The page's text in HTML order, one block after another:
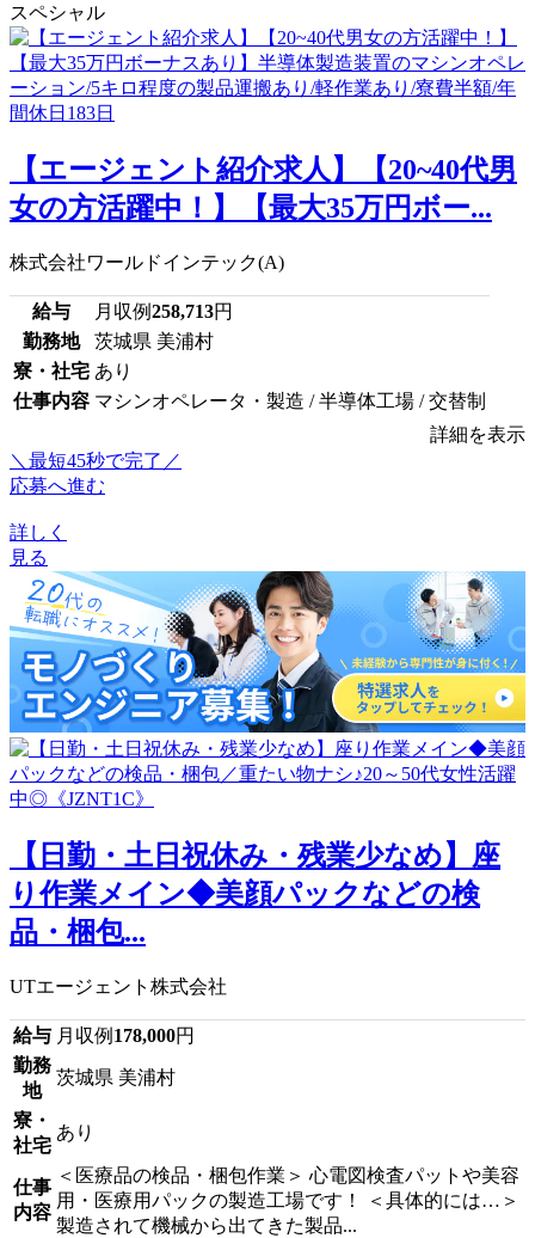
スペシャル
【エージェント紹介求人】【20~40代男
女の方活躍中！】【最大35万円ボー...
株式会社ワールドインテック(A)
給与 月収例258,713円
勤務地
茨城県 美浦村
寮・社宅 あり
仕事内容 マシンオペレータ・製造 / 半導体工場 / 交替制
詳細を表示
＼最短45秒で完了／
応募へ進む
詳しく
見る
【日勤・土日祝休み・残業少なめ】座
り作業メイン◆美顔パックなどの検
品・梱包...
UTエージェント株式会社
給与 月収例 178,000円
勤務
地
茨城県 美浦村
寮・
社宅
あり
仕事
内容
＜医療品の検品・梱包作業＞ 心電図検査パットや美容
用・医療用パックの製造工場です！ ＜具体的には…＞
製造されて機械から出てきた製品...